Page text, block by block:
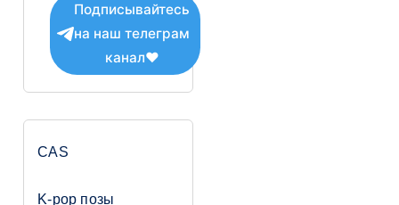
Подписывайтесь
на наш телеграм
канал❤
CAS
K-pop позы